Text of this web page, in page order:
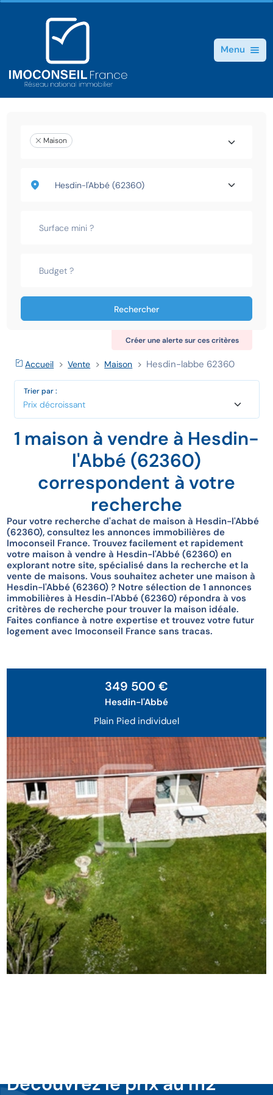
Menu
Maison
Rechercher
Créer une alerte sur ces critères
Accueil Vente Maison Hesdin-labbe 62360
Trier par :
1 maison à vendre à Hesdin-
l'Abbé (62360)
correspondent à votre
recherche
Pour votre recherche d'achat de maison à Hesdin-l'Abbé
(62360), consultez les annonces immobilières de
Imoconseil France. Trouvez facilement et rapidement
votre maison à vendre à Hesdin-l'Abbé (62360) en
explorant notre site, spécialisé dans la recherche et la
vente de maisons. Vous souhaitez acheter une maison à
Hesdin-l'Abbé (62360) ? Notre sélection de 1 annonces
immobilières à Hesdin-l'Abbé (62360) répondra à vos
critères de recherche pour trouver la maison idéale.
Faites confiance à notre expertise et trouvez votre futur
logement avec Imoconseil France sans tracas.
Plain Pied individuel
349 500 €
Hesdin-l'Abbé
Découvrez le prix au m2